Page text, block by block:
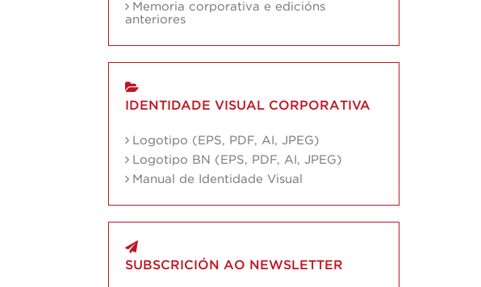
Memoria corporativa e edicións
anteriores
IDENTIDADE VISUAL CORPORATIVA
Logotipo (EPS, PDF, AI, JPEG)
Logotipo BN (EPS, PDF, AI, JPEG)
Manual de Identidade Visual
SUBSCRICIÓN AO NEWSLETTER